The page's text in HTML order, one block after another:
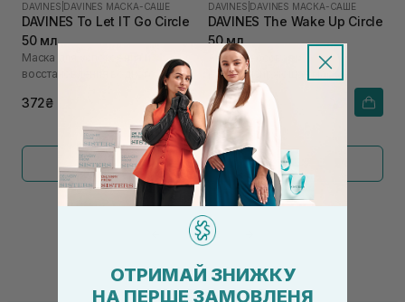
DAVINES DAVINES МАСКА-САШЕ
DAVINES To Let IT Go Circle
50 мл
Маска для успокоения и
восстановления водного
372₴
DAVINES DAVINES МАСКА-САШЕ
DAVINES The Wake Up Circle
50 мл
Антистрессовая и
ребалансирующая маска
434₴
Показать больше
1 2
ОТРИМАЙ ЗНИЖКУ
НА ПЕРШЕ ЗАМОВЛЕНЯ